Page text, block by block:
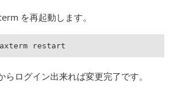
を再起動します。
restart
らログイン出来れば変更完了です。